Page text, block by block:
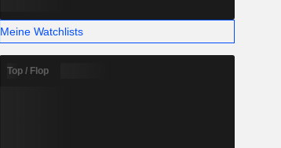
Meine Watchlists
Top / Flop